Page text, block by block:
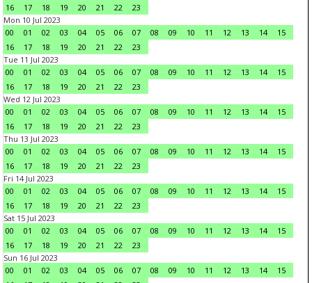
16
17 18 19 20 21 22
23
Mon 10 Jul 2023
00
01 02 03 04 05 06 07 08 09 10 11 12 13 14
15
16
17 18 19 20 21 22
23
Tue 11 Jul 2023
00
01 02 03 04 05 06 07 08 09 10 11 12 13 14
15
16
17 18 19 20 21 22
23
Wed 12 Jul 2023
00
01 02 03 04 05 06 07 08 09 10 11 12 13 14
15
16
17 18 19 20 21 22
23
Thu 13 Jul 2023
00
01 02 03 04 05 06 07 08 09 10 11 12 13 14
15
16
17 18 19 20 21 22
23
Fri 14 Jul 2023
00
01 02 03 04 05 06 07 08 09 10 11 12 13 14
15
16
17 18 19 20 21 22
23
Sat 15 Jul 2023
00
01 02 03 04 05 06 07 08 09 10 11 12 13 14
15
16
17 18 19 20 21 22
23
Sun 16 Jul 2023
00
01 02 03 04 05 06 07 08 09 10 11 12 13 14
15